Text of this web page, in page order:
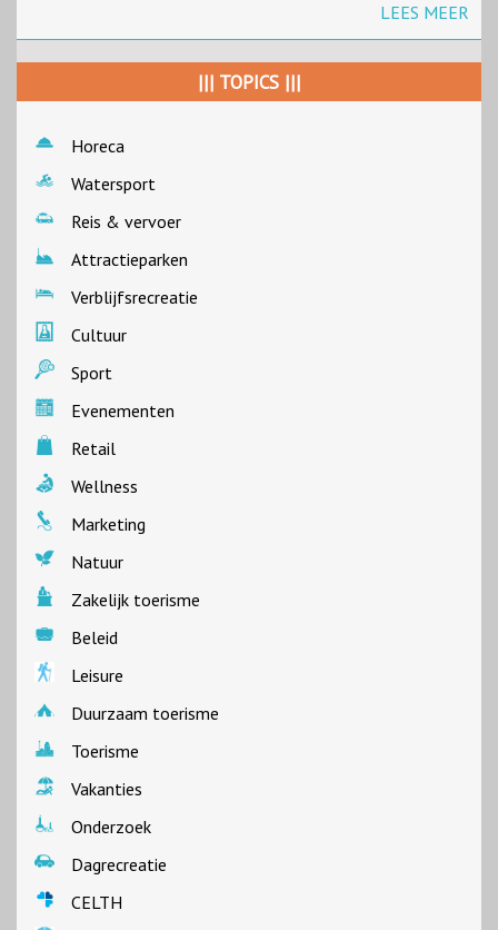
LEES MEER
||| TOPICS |||
Horeca
Watersport
Reis & vervoer
Attractieparken
Verblijfsrecreatie
Cultuur
Sport
Evenementen
Retail
Wellness
Marketing
Natuur
Zakelijk toerisme
Beleid
Leisure
Duurzaam toerisme
Toerisme
Vakanties
Onderzoek
Dagrecreatie
CELTH